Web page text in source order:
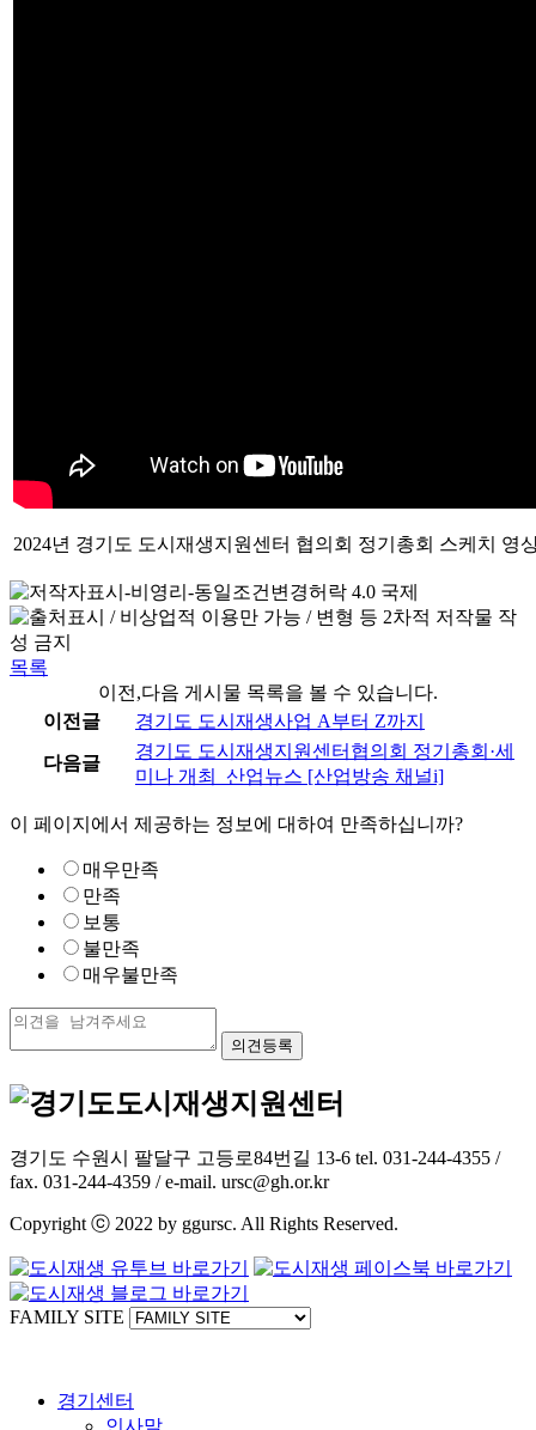
2024년 경기도 도시재생지원센터 협의회 정기총회 스케치 영
목록
이전,다음 게시물 목록을 볼 수 있습니다.
이전글
경기도 도시재생사업 A부터 Z까지
다음글
경기도 도시재생지원센터협의회 정기총회·세
미나 개최_산업뉴스 [산업방송 채널i]
이 페이지에서 제공하는 정보에 대하여 만족하십니까?
매우만족
만족
보통
불만족
매우불만족
경기도 수원시 팔달구 고등로84번길 13-6 tel. 031-244-4355 /
fax. 031-244-4359 / e-mail. ursc@gh.or.kr
Copyright ⓒ 2022 by ggursc. All Rights Reserved.
FAMILY SITE
경기센터
인사말